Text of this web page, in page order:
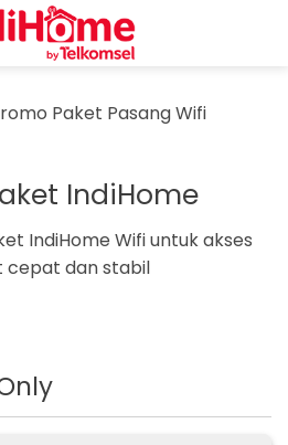
IndiHome
IndiHome Wifi untuk akses
cepat dan stabil